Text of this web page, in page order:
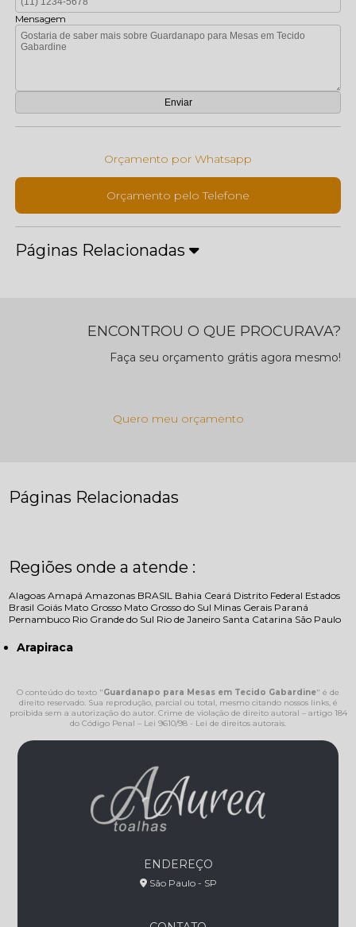
Mensagem
Orçamento por Whatsapp
Orçamento pelo Telefone
Páginas Relacionadas
ENCONTROU O QUE PROCURAVA?
Faça seu orçamento grátis agora mesmo!
Quero meu orçamento
Páginas Relacionadas
Regiões onde a atende :
Alagoas Amapá Amazonas BRASIL Bahia Ceará Distrito Federal Estados
Brasil Goiás Mato Grosso Mato Grosso do Sul Minas Gerais Paraná
Pernambuco Rio Grande do Sul Rio de Janeiro Santa Catarina São Paulo
Arapiraca
O conteúdo do texto "Guardanapo para Mesas em Tecido Gabardine" é de
direito reservado. Sua reprodução, parcial ou total, mesmo citando nossos links, é
proibida sem a autorização do autor. Crime de violação de direito autoral – artigo 184
do Código Penal – Lei 9610/98 - Lei de direitos autorais.
ENDEREÇO
São Paulo - SP